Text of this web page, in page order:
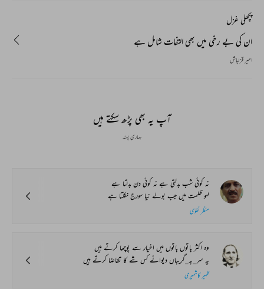
پچھلی غزل
ان کی بے رخی میں بھی التفات شامل ہے
امیر قزلباش
آپ یہ بھی پڑھ سکتے ہیں
ہماری پسند
نہ کوئی شب بدلتی ہے نہ کوئی دن بدلتا ہے
لہو ظلمت میں جب بولے نیا سورج نکلتا ہے
منظر نقوی
وہ اکثر باتوں باتوں میں اغیار سے پوچھا کرتے ہیں
یہ سر_بہ_گریباں دیوانے کس شے کا تقاضا کرتے ہیں
ظہیر کاشمیری